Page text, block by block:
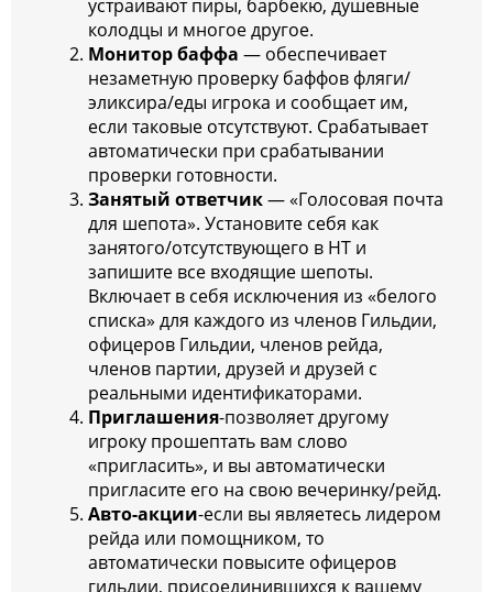
устраивают пиры, барбекю, душевные
колодцы и многое другое.
Монитор баффа — обеспечивает
незаметную проверку баффов фляги/
эликсира/еды игрока и сообщает им,
если таковые отсутствуют. Срабатывает
автоматически при срабатывании
проверки готовности.
Занятый ответчик— «Голосовая почта
для шепота». Установите себя как
занятого/отсутствующего в HT и
запишите все входящие шепоты.
Включает в себя исключения из «белого
списка» для каждого из членов Гильдии,
офицеров Гильдии, членов рейда,
членов партии, друзей и друзей с
реальными идентификаторами.
Приглашения-позволяет другому
игроку прошептать вам слово
«пригласить», и вы автоматически
пригласите его на свою вечеринку/рейд.
Авто-акции-если вы являетесь лидером
рейда или помощником, то
автоматически повысите офицеров
гильдии, присоединившихся к вашему